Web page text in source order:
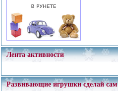
Лента активности
Развивающие игрушки сделай сам